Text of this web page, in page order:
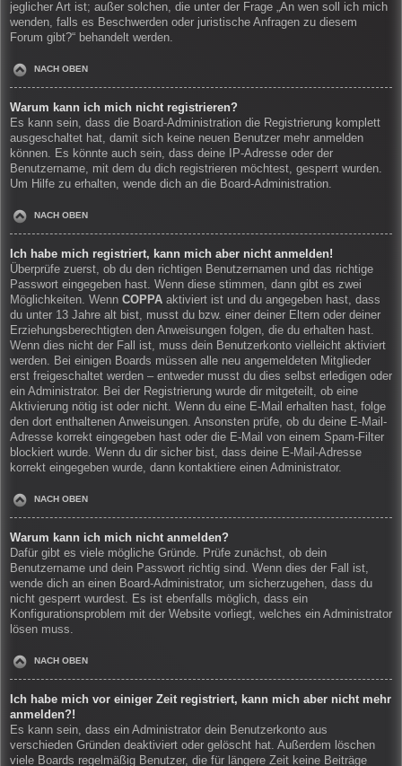
jeglicher Art ist; außer solchen, die unter der Frage „An wen soll ich mich
wenden, falls es Beschwerden oder juristische Anfragen zu diesem
Forum gibt?“ behandelt werden.
NACH OBEN
Warum kann ich mich nicht registrieren?
Es kann sein, dass die Board-Administration die Registrierung komplett
ausgeschaltet hat, damit sich keine neuen Benutzer mehr anmelden
können. Es könnte auch sein, dass deine IP-Adresse oder der
Benutzername, mit dem du dich registrieren möchtest, gesperrt wurden.
Um Hilfe zu erhalten, wende dich an die Board-Administration.
NACH OBEN
Ich habe mich registriert, kann mich aber nicht anmelden!
Überprüfe zuerst, ob du den richtigen Benutzernamen und das richtige
Passwort eingegeben hast. Wenn diese stimmen, dann gibt es zwei
Möglichkeiten. Wenn COPPA aktiviert ist und du angegeben hast, dass
du unter 13 Jahre alt bist, musst du bzw. einer deiner Eltern oder deiner
Erziehungsberechtigten den Anweisungen folgen, die du erhalten hast.
Wenn dies nicht der Fall ist, muss dein Benutzerkonto vielleicht aktiviert
werden. Bei einigen Boards müssen alle neu angemeldeten Mitglieder
erst freigeschaltet werden – entweder musst du dies selbst erledigen oder
ein Administrator. Bei der Registrierung wurde dir mitgeteilt, ob eine
Aktivierung nötig ist oder nicht. Wenn du eine E-Mail erhalten hast, folge
den dort enthaltenen Anweisungen. Ansonsten prüfe, ob du deine E-Mail-
Adresse korrekt eingegeben hast oder die E-Mail von einem Spam-Filter
blockiert wurde. Wenn du dir sicher bist, dass deine E-Mail-Adresse
korrekt eingegeben wurde, dann kontaktiere einen Administrator.
NACH OBEN
Warum kann ich mich nicht anmelden?
Dafür gibt es viele mögliche Gründe. Prüfe zunächst, ob dein
Benutzername und dein Passwort richtig sind. Wenn dies der Fall ist,
wende dich an einen Board-Administrator, um sicherzugehen, dass du
nicht gesperrt wurdest. Es ist ebenfalls möglich, dass ein
Konfigurationsproblem mit der Website vorliegt, welches ein Administrator
lösen muss.
NACH OBEN
Ich habe mich vor einiger Zeit registriert, kann mich aber nicht mehr
anmelden?!
Es kann sein, dass ein Administrator dein Benutzerkonto aus
verschieden Gründen deaktiviert oder gelöscht hat. Außerdem löschen
viele Boards regelmäßig Benutzer, die für längere Zeit keine Beiträge